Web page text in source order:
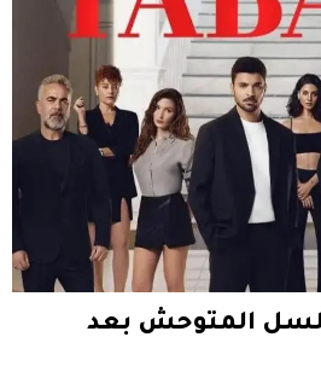
المتوحش بعد